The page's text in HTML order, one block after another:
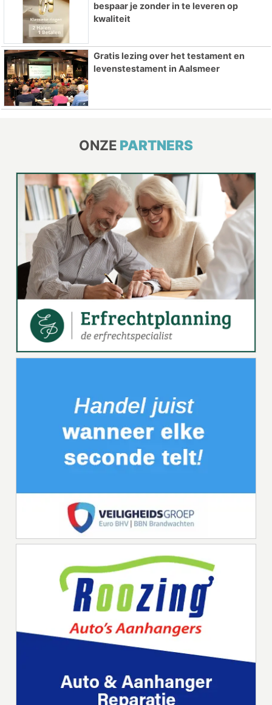
bespaar je zonder in te leveren op
kwaliteit
Gratis lezing over het testament en
levenstestament in Aalsmeer
ONZE PARTNERS